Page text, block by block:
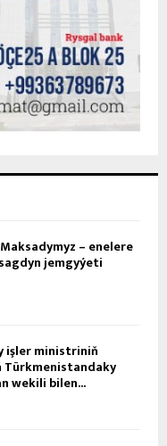
– enelere
jemgyýeti
işler ministriniň
Türkmenistandaky
wekili bilen...